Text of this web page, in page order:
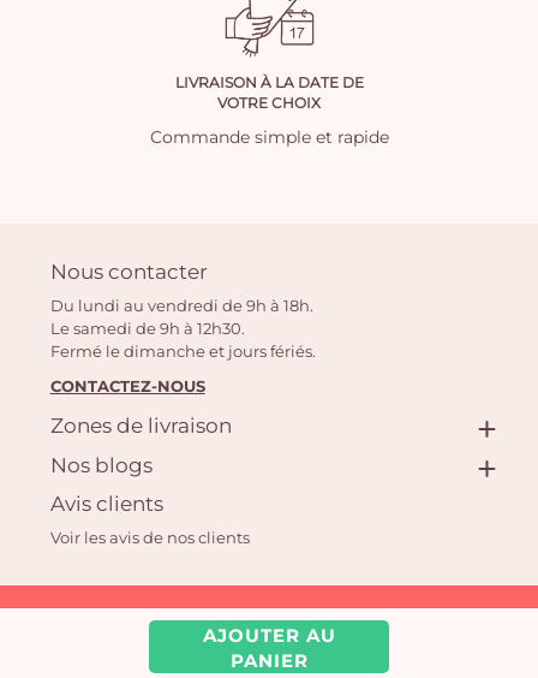
AJOUTER AU
PANIER
LIVRAISON À LA DATE DE
VOTRE CHOIX
Commande simple et rapide
Nous contacter
Du lundi au vendredi de 9h à 18h.
Le samedi de 9h à 12h30.
Fermé le dimanche et jours fériés.
CONTACTEZ-NOUS
Zones de livraison
Nos blogs
Avis clients
Voir les avis de nos clients
Aquarelle.com SAS
39 rue Anatole France, 92300 Levallois-Perret | Fleuriste en ligne